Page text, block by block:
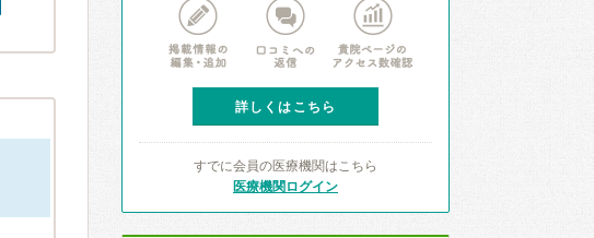
詳しくはこちら
すでに会員の医療機関はこちら
医療機関ログイン